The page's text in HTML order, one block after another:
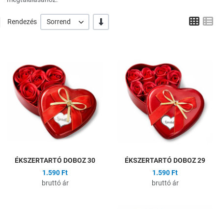
Rendezés Sorrend -/+ Grid
Hozzáadás a kívánságlistához
Összehasonlítás
Gyors nézet
ÉKSZERTARTÓ DOBOZ 30
1.590 Ft
bruttó ár
ÉKSZERTARTÓ DOBOZ 29
1.590 Ft
bruttó ár